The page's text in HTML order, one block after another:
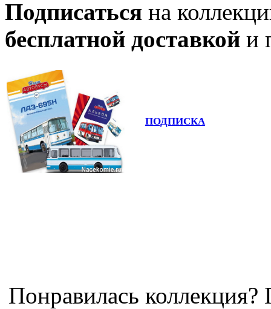
Подписаться на
бесплатной доставкой и
ПОДПИСКА
Понравилась коллекция?